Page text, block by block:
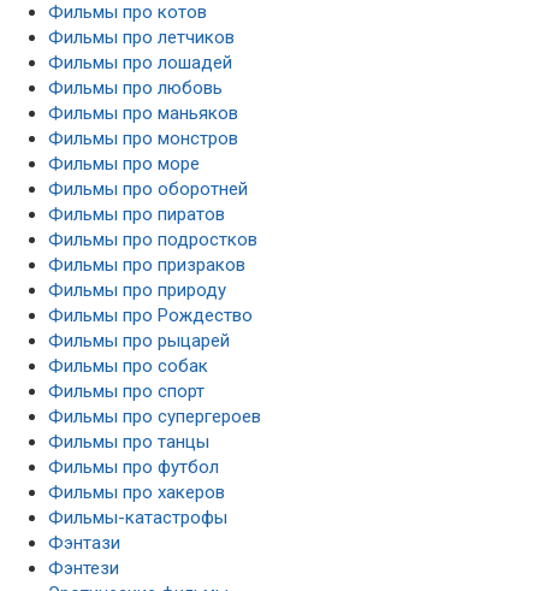
Фильмы про лошадей
Фильмы про любовь
Фильмы про маньяков
Фильмы про монстров
Фильмы про море
Фильмы про оборотней
Фильмы про пиратов
Фильмы про подростков
Фильмы про призраков
Фильмы про природу
Фильмы про Рождество
Фильмы про рыцарей
Фильмы про собак
Фильмы про спорт
Фильмы про супергероев
Фильмы про танцы
Фильмы про футбол
Фильмы про хакеров
Фильмы-катастрофы
Фэнтази
Фэнтези
Эротические фильмы